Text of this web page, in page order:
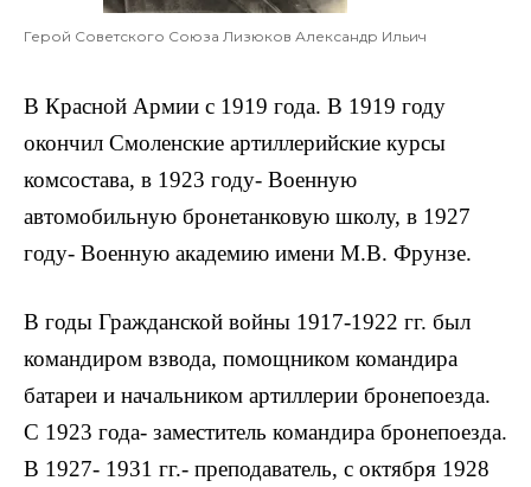
Герой Советского Союза Лизюков Александр Ильич
В Красной Армии с 1919 года. В 1919 году
окончил Смоленские артиллерийские курсы
комсостава, в 1923 году- Военную
автомобильную бронетанковую школу, в 1927
году- Военную академию имени М.В. Фрунзе.
В годы Гражданской войны 1917-1922 гг. был
командиром взвода, помощником командира
батареи и начальником артиллерии бронепоезда.
С 1923 года- заместитель командира бронепоезда.
В 1927- 1931 гг.- преподаватель, с октября 1928